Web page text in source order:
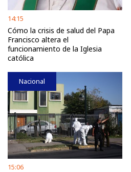
14:15
Cómo la crisis de salud del Papa
Francisco altera el
funcionamiento de la Iglesia
católica
Nacional
15:06